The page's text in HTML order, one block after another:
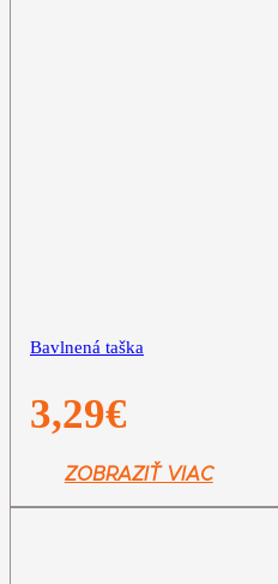
Bavlnená taška
3,29€
ZOBRAZIŤ VIAC